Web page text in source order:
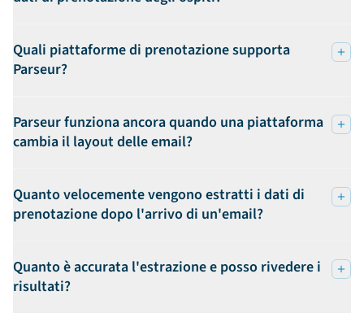
Quali piattaforme di prenotazione supporta
Parseur?
Parseur funziona ancora quando una piattaforma
cambia il layout delle email?
Quanto velocemente vengono estratti i dati di
prenotazione dopo l'arrivo di un'email?
Quanto è accurata l'estrazione e posso rivedere i
risultati?